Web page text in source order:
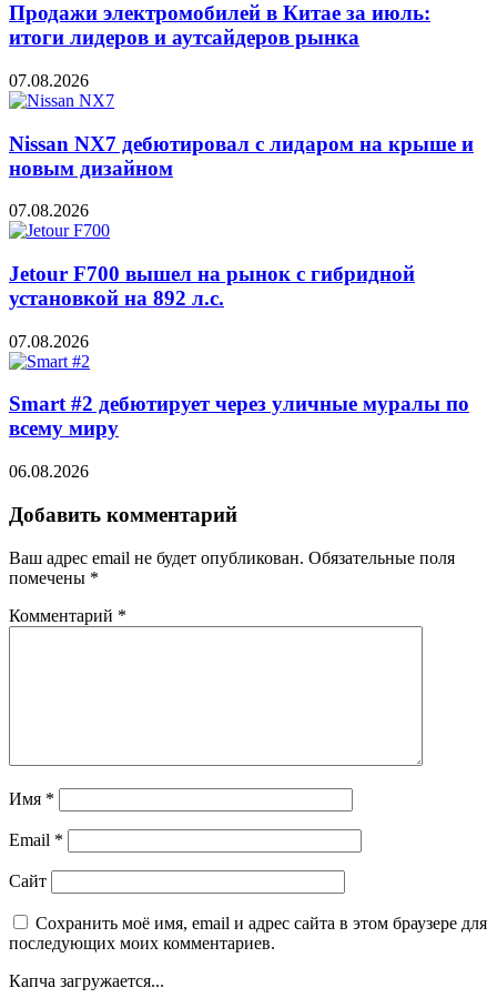
Продажи электромобилей в Китае за июль:
итоги лидеров и аутсайдеров рынка
07.08.2026
Nissan NX7 дебютировал с лидаром на крыше и
новым дизайном
07.08.2026
Jetour F700 вышел на рынок с гибридной
установкой на 892 л.с.
07.08.2026
Smart #2 дебютирует через уличные муралы по
всему миру
06.08.2026
Добавить комментарий
Ваш адрес email не будет опубликован. Обязательные поля
помечены *
Комментарий *
Имя *
Email *
Сайт
Сохранить моё имя, email и адрес сайта в этом браузере для
последующих моих комментариев.
Капча загружается...